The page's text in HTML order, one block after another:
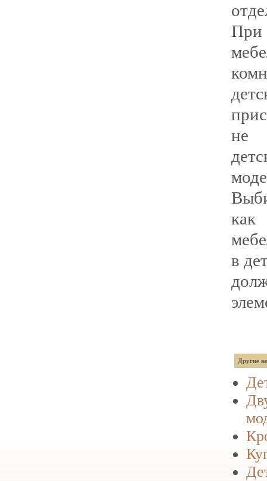
При
не
как
в
Другие